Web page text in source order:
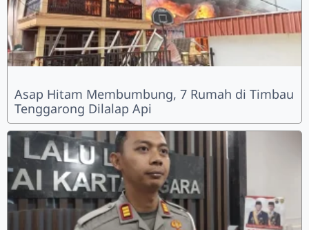
Asap Hitam Membumbung, 7 Rumah di Timbau
Tenggarong Dilalap Api